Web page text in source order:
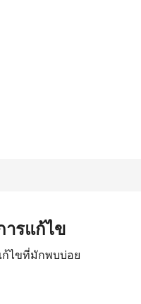
รแก้ไข
ไขที่มักพบบ่อย